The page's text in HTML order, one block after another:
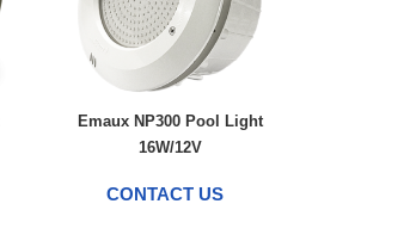
Emaux NP300 Pool Light
16W/12V
CONTACT US